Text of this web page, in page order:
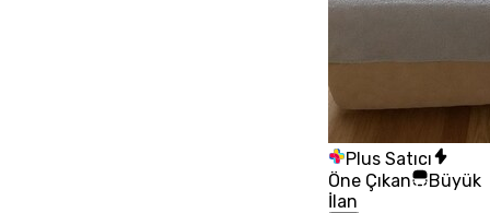
Plus Satıcı
Öne Çıkan
Büyük
İlan